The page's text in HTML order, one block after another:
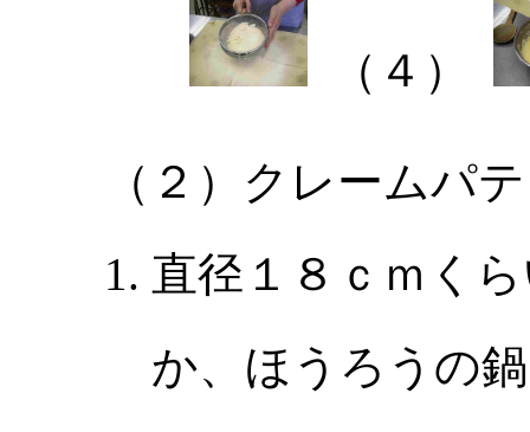
（４）
（２）クレームパ
直径１８ｃｍく
か、ほうろうの